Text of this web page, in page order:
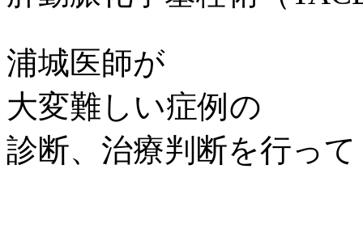
浦城医師が
大変難しい症例の
診断、治療判断を行っ